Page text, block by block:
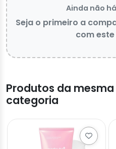
Ainda não
Seja o primeiro a
com
Produtos da mesma
categoria